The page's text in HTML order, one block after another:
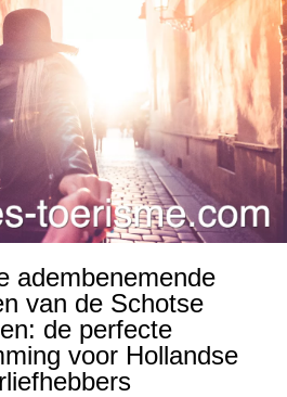
adembenemende
van de Schotse
de perfecte
voor Hollandse